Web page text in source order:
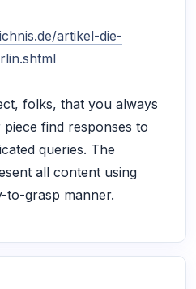
artikel-die-
folks, that you always
find responses to
queries. The
all content using
to-grasp manner.